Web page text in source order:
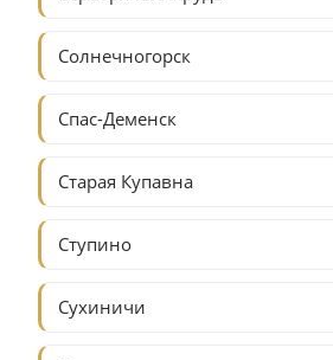
Солнечногорск
Спас-Деменск
Старая Купавна
Ступино
Сухиничи